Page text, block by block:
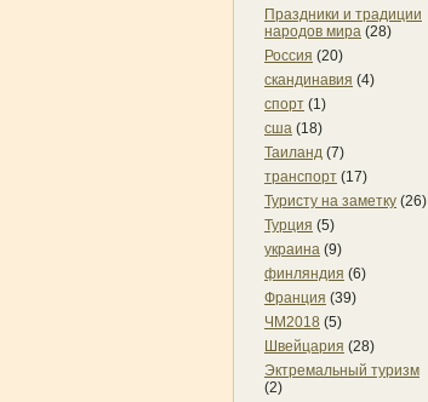
Праздники и традиции
народов мира (28)
Россия (20)
скандинавия (4)
спорт (1)
сша (18)
Таиланд (7)
транспорт (17)
Туристу на заметку (26)
Турция (5)
украина (9)
финляндия (6)
Франция (39)
ЧМ2018 (5)
Швейцария (28)
Эктремальный туризм
(2)